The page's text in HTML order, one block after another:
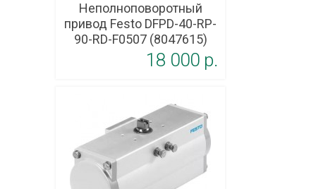
Неполноповоротный
привод Festo DFPD-40-RP-
90-RD-F0507 (8047615)
18 000 p.